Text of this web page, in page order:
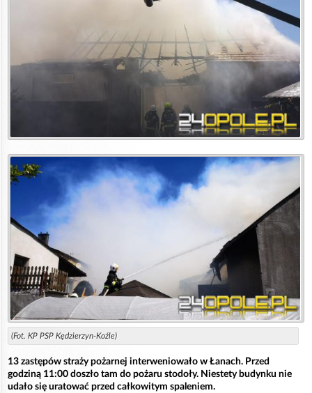
(Fot. KP PSP Kędzierzyn-Koźle)
13 zastępów straży pożarnej interweniowało w Łanach. Przed
godziną 11:00 doszło tam do pożaru stodoły. Niestety budynku nie
udało się uratować przed całkowitym spaleniem.